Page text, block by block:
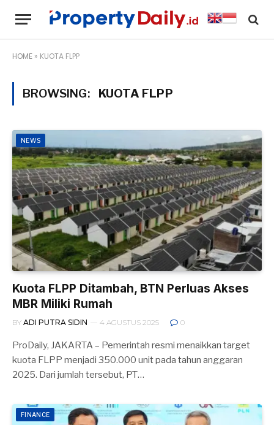
HOME » KUOTA FLPP
BROWSING: KUOTA FLPP
NEWS
Kuota FLPP Ditambah, BTN Perluas Akses
MBR Miliki Rumah
BY ADI PUTRA SIDIN 4 AGUSTUS 2025 0
ProDaily, JAKARTA – Pemerintah resmi menaikkan target
kuota FLPP menjadi 350.000 unit pada tahun anggaran
2025. Dari jumlah tersebut, PT…
FINANCE